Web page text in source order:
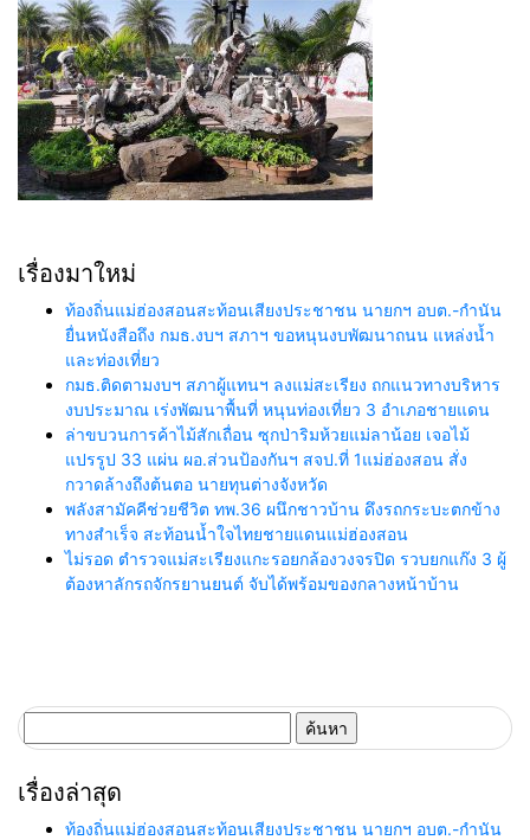
เรื่องมาใหม่
ท้องถิ่นแม่ฮ่องสอนสะท้อนเสียงประชาชน นายกฯ อบต.-กำนัน
ยื่นหนังสือถึง กมธ.งบฯ สภาฯ ขอหนุนงบพัฒนาถนน แหล่งน้ำ
และท่องเที่ยว
กมธ.ติดตามงบฯ สภาผู้แทนฯ ลงแม่สะเรียง ถกแนวทางบริหาร
งบประมาณ เร่งพัฒนาพื้นที่ หนุนท่องเที่ยว 3 อำเภอชายแดน
ล่าขบวนการค้าไม้สักเถื่อน ซุกป่าริมห้วยแม่ลาน้อย เจอไม้
แปรรูป 33 แผ่น ผอ.ส่วนป้องกันฯ สจป.ที่ 1แม่ฮ่องสอน สั่ง
กวาดล้างถึงต้นตอ นายทุนต่างจังหวัด
พลังสามัคคีช่วยชีวิต ทพ.36 ผนึกชาวบ้าน ดึงรถกระบะตกข้าง
ทางสำเร็จ สะท้อนน้ำใจไทยชายแดนแม่ฮ่องสอน
ไม่รอด ตำรวจแม่สะเรียงแกะรอยกล้องวงจรปิด รวบยกแก๊ง 3 ผู้
ต้องหาลักรถจักรยานยนต์ จับได้พร้อมของกลางหน้าบ้าน
สำหรับ:
เรื่องล่าสุด
ท้องถิ่นแม่ฮ่องสอนสะท้อนเสียงประชาชน นายกฯ อบต.-กำนัน